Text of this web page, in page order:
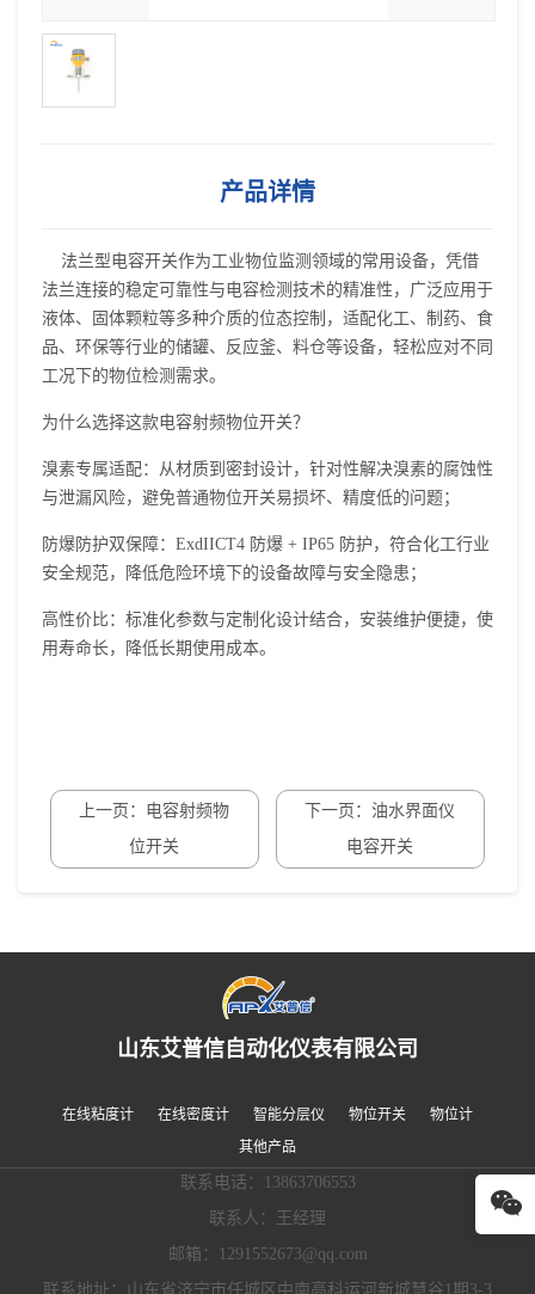
产品详情
法兰型电容开关作为工业物位监测领域的常用设备，凭借
法兰连接的稳定可靠性与电容检测技术的精准性，广泛应用于
液体、固体颗粒等多种介质的位态控制，适配化工、制药、食
品、环保等行业的储罐、反应釜、料仓等设备，轻松应对不同
工况下的物位检测需求。
为什么选择这款电容射频物位开关？
溴素专属适配：从材质到密封设计，针对性解决溴素的腐蚀性
与泄漏风险，避免普通物位开关易损坏、精度低的问题；
防爆防护双保障：ExdIICT4 防爆 + IP65 防护，符合化工行业
安全规范，降低危险环境下的设备故障与安全隐患；
高性价比：标准化参数与定制化设计结合，安装维护便捷，使
用寿命长，降低长期使用成本。
上一页：电容射频物
位开关
下一页：油水界面仪
电容开关
山东艾普信自动化仪表有限公司
在线粘度计 在线密度计 智能分层仪 物位开关
物位计
其他产品
联系电话：13863706553
联系人：王经理
邮箱：1291552673@qq.com
联系地址：山东省济宁市任城区中南高科运河新城慧谷1期3-3